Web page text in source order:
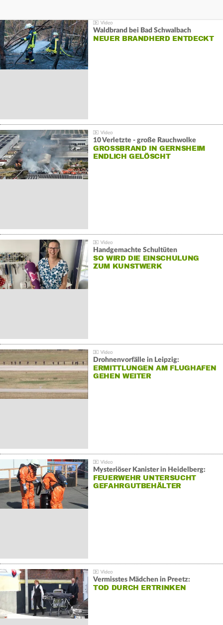
Waldbrand bei Bad Schwalbach
NEUER BRANDHERD ENTDECKT
10 Verletzte - große Rauchwolke
GROSSBRAND IN GERNSHEIM E
NDLICH GELÖSCHT
Handgemachte Schultüten
SO WIRD DIE EINSCHULUNG
ZUM KUNSTWERK
Drohnenvorfälle in Leipzig:
ERMITTLUNGEN AM FLUGHAFEN
GEHEN WEITER
Mysteriöser Kanister in Heidelberg:
FEUERWEHR UNTERSUCHT
GEFAHRGUTBEHÄLTER
Vermisstes Mädchen in Preetz:
TOD DURCH ERTRINKEN